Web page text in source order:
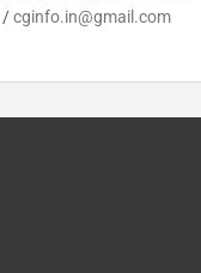
cginfo.in@gmail.com